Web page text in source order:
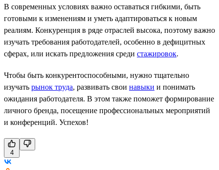
В современных условиях важно оставаться гибкими, быть
готовыми к изменениям и уметь адаптироваться к новым
реалиям. Конкуренция в ряде отраслей высока, поэтому важно
изучать требования работодателей, особенно в дефицитных
сферах, или искать предложения среди стажировок.
Чтобы быть конкурентоспособными, нужно тщательно
изучать рынок труда, развивать свои навыки и понимать
ожидания работодателя. В этом также поможет формирование
личного бренда, посещение профессиональных мероприятий
и конференций. Успехов!
4